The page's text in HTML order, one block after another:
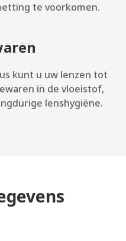
te voorkomen.
kunt u uw lenzen tot
in de vloeistof,
lenshygiëne.